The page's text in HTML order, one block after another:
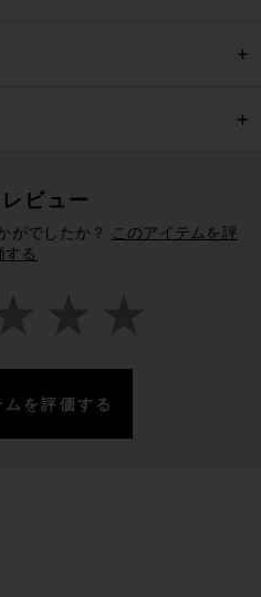
ビュー
がでしたか？
このアイテムを評
する
ムを評価する